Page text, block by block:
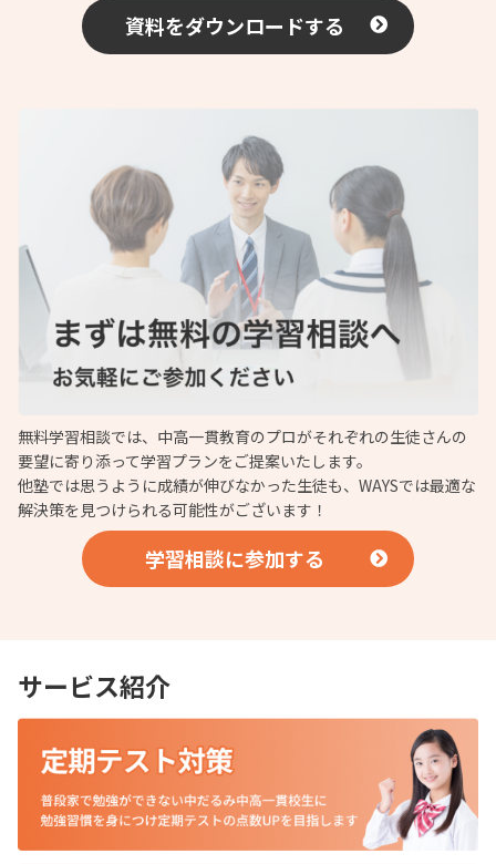
資料をダウンロードする
無料学習相談では、中高一貫教育のプロがそれぞれの生徒さんの
要望に寄り添って学習プランをご提案いたします。
他塾では思うように成績が伸びなかった生徒も、WAYSでは最適な
解決策を見つけられる可能性がございます！
学習相談に参加する
サービス紹介